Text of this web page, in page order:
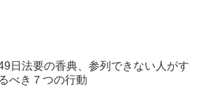
日法要の香典、参列できない人がす
るべき７つの行動